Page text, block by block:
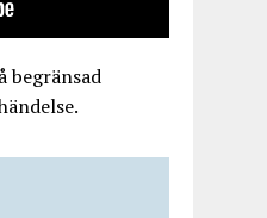
begränsad